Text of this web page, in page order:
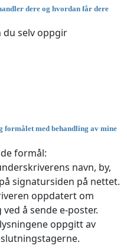
dere og hvordan får dere
du selv oppgir
formålet med behandling av mine
formål:
navn, by,
signatursiden på nettet.
oppdatert om
å sende e-poster.
oppgitt av